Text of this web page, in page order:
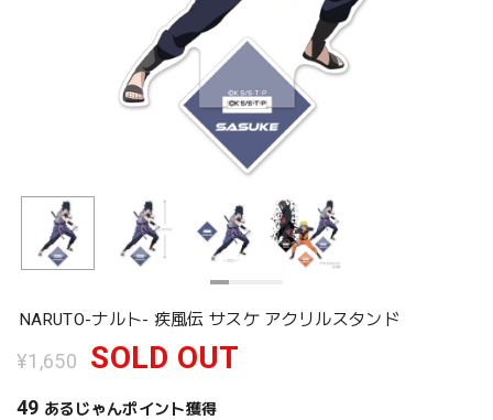
NARUTO-ナルト- 疾風伝 サスケ アクリルスタンド
¥1,650 SOLD OUT
49 あるじゃんポイント獲得